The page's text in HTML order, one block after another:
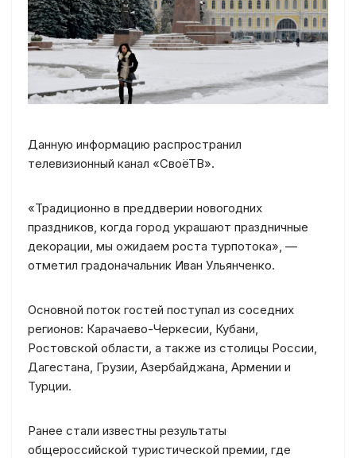
Данную информацию распространил
телевизионный канал «СвоёТВ».
«Традиционно в преддверии новогодних
праздников, когда город украшают праздничные
декорации, мы ожидаем роста турпотока», —
отметил градоначальник Иван Ульянченко.
Основной поток гостей поступал из соседних
регионов: Карачаево-Черкесии, Кубани,
Ростовской области, а также из столицы России,
Дагестана, Грузии, Азербайджана, Армении и
Турции.
Ранее стали известны результаты
общероссийской туристической премии, где